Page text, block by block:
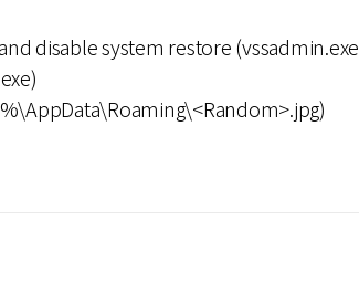
disable system restore (vssadmin.exe